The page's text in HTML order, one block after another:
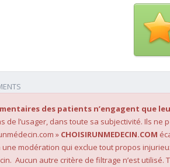
des patients n’engagent que
de l’usager, dans toute sa subjectivité. Ils
» CHOISIRUNMEDECIN.COM
une modération qui exclue tout propos
Aucun autre critère de filtrage n’est